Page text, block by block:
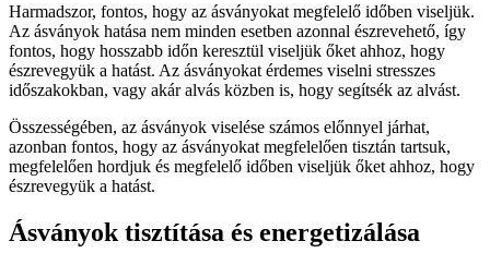
Harmadszor, fontos, hogy az ásványokat megfelelő időben viseljük.
Az ásványok hatása nem minden esetben azonnal észrevehető, így
fontos, hogy hosszabb időn keresztül viseljük őket ahhoz, hogy
észrevegyük a hatást. Az ásványokat érdemes viselni stresszes
időszakokban, vagy akár alvás közben is, hogy segítsék az alvást.
Összességében, az ásványok viselése számos előnnyel járhat,
azonban fontos, hogy az ásványokat megfelelően tisztán tartsuk,
megfelelően hordjuk és megfelelő időben viseljük őket ahhoz, hogy
észrevegyük a hatást.
Ásványok tisztítása és energetizálása